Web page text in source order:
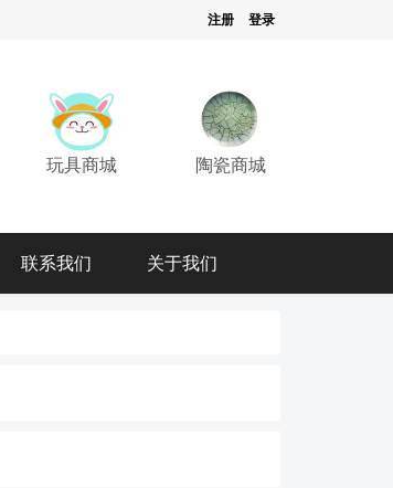
注册 登录
玩具商城 陶瓷商城
联系我们 关于我们